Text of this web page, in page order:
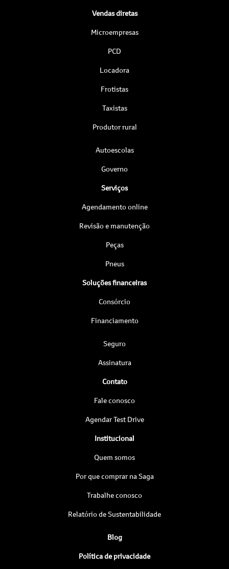
Vendas diretas
Microempresas
PCD
Locadora
Frotistas
Taxistas
Produtor rural
Autoescolas
Governo
Serviços
Agendamento online
Revisão e manutenção
Peças
Pneus
Soluções financeiras
Consórcio
Financiamento
Seguro
Assinatura
Contato
Fale conosco
Agendar Test Drive
Institucional
Quem somos
Por que comprar na Saga
Trabalhe conosco
Relatório de Sustentabilidade
Blog
Política de privacidade